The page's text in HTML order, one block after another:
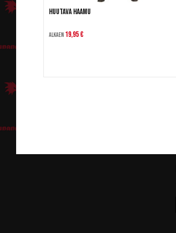
Huutava haamu
Alkaen 19,95 €